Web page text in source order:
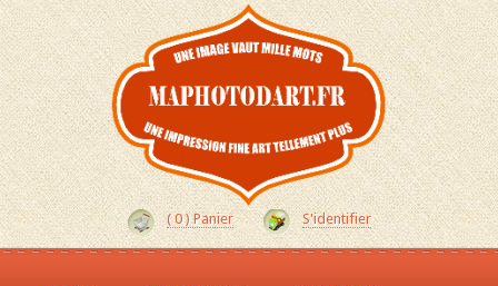
( 0 ) Panier S'identifier